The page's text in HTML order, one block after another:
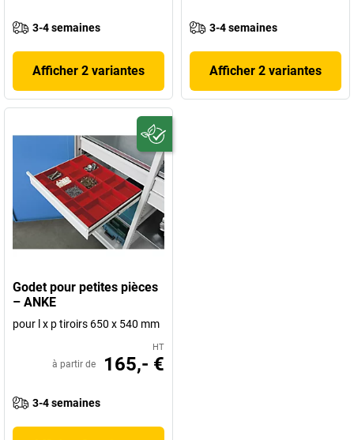
3-4 semaines
Afficher 2 variantes
3-4 semaines
Afficher 2 variantes
Godet pour petites pièces
– ANKE
pour l x p tiroirs 650 x 540 mm
HT
à partir de 165,- €
3-4 semaines